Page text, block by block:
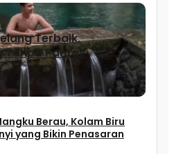
Terbaik,
Tanpa Pantai!
Berau, Kolam Biru
yang Bikin Penasaran